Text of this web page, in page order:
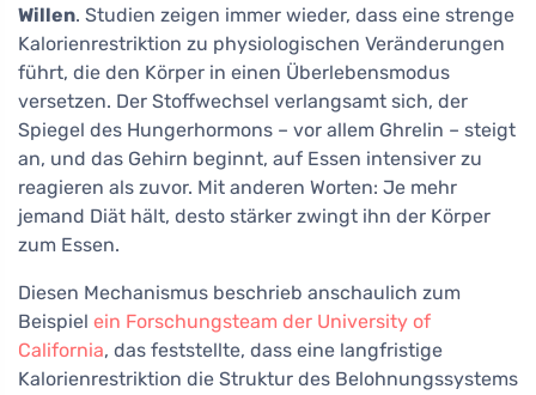
Willen. Studien zeigen immer wieder, dass eine strenge
Kalorienrestriktion zu physiologischen Veränderungen
führt, die den Körper in einen Überlebensmodus
versetzen. Der Stoffwechsel verlangsamt sich, der
Spiegel des Hungerhormons – vor allem Ghrelin – steigt
an, und das Gehirn beginnt, auf Essen intensiver zu
reagieren als zuvor. Mit anderen Worten: Je mehr
jemand Diät hält, desto stärker zwingt ihn der Körper
zum Essen.
Diesen Mechanismus beschrieb anschaulich zum
Beispiel ein Forschungsteam der University of
California, das feststellte, dass eine langfristige
Kalorienrestriktion die Struktur des Belohnungssystems